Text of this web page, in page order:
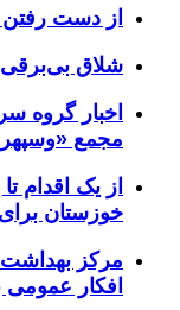
از دست رفتن
شلاق‌
مجمع
از یک اقدام
خوزستان
مرکز
افکار عمومی